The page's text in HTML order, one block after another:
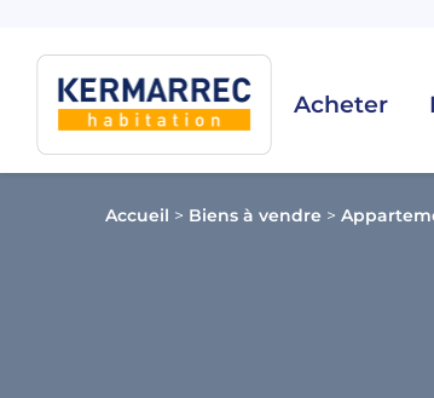
Acheter
Accueil > Biens à vendre >